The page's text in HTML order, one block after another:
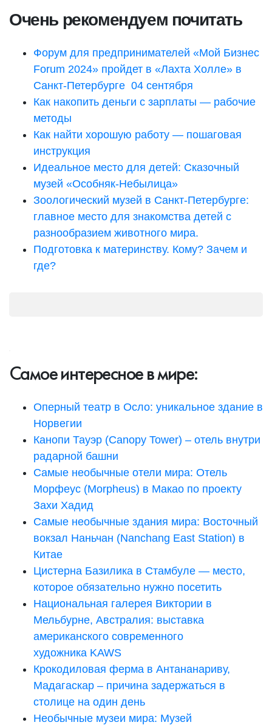
Очень рекомендуем почитать
Форум для предпринимателей «Мой Бизнес
Forum 2024» пройдет в «Лахта Холле» в
Санкт-Петербурге 04 сентября
Как накопить деньги с зарплаты — рабочие
методы
Как найти хорошую работу — пошаговая
инструкция
Идеальное место для детей: Сказочный
музей «Особняк-Небылица»
Зоологический музей в Санкт-Петербурге:
главное место для знакомства детей с
разнообразием животного мира.
Подготовка к материнству. Кому? Зачем и
где?
Самое интересное в мире:
Оперный театр в Осло: уникальное здание в
Норвегии
Канопи Тауэр (Canopy Tower) – отель внутри
радарной башни
Самые необычные отели мира: Отель
Морфеус (Morpheus) в Макао по проекту
Захи Хадид
Самые необычные здания мира: Восточный
вокзал Наньчан (Nanchang East Station) в
Китае
Цистерна Базилика в Стамбуле — место,
которое обязательно нужно посетить
Национальная галерея Виктории в
Мельбурне, Австралия: выставка
американского современного
художника KAWS
Крокодиловая ферма в Антананариву,
Мадагаскар – причина задержаться в
столице на один день
Необычные музеи мира: Музей